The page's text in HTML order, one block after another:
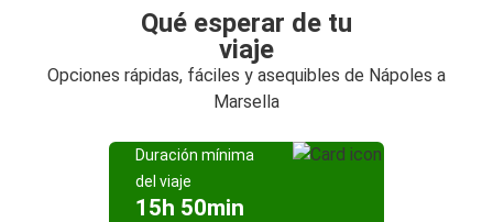
Qué esperar de tu
viaje
Opciones rápidas, fáciles y asequibles de Nápoles a
Marsella
Duración mínima
del viaje
15h 50min